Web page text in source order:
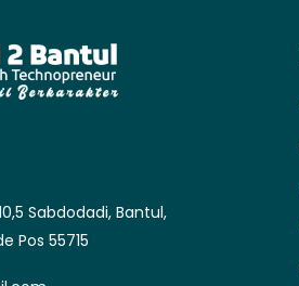
Sabdodadi, Bantul,
Pos 55715